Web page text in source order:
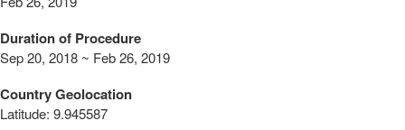
Duration of Procedure
Sep 20, 2018 ~ Feb 26, 2019
Country Geolocation
Latitude: 9.945587